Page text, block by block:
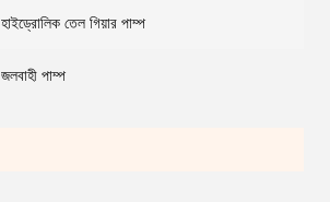
হাইড্রোলিক তেল গিয়ার পাম্প
জলবাহী পাম্প